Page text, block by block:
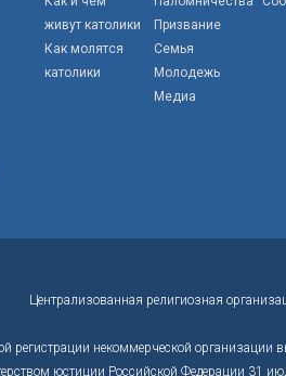
живут католики
Как молятся
католики
Призвание
Семья
Молодежь
Медиа
Централизованная религиозная
регистрации некоммерческой организации
юстиции Российской Федерации 31